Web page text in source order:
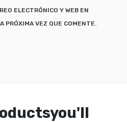
ELECTRÓNICO Y WEB EN
PRÓXIMA VEZ QUE COMENTE.